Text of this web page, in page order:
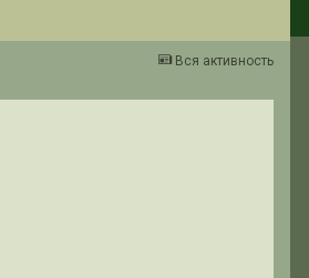
Вся активность